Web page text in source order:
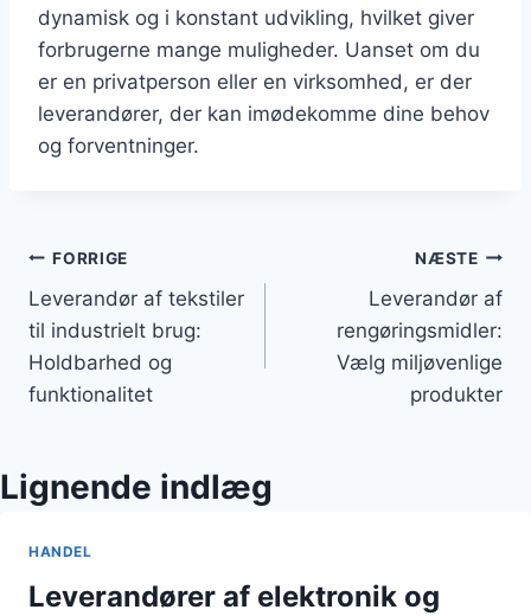
dynamisk og i konstant udvikling, hvilket giver
forbrugerne mange muligheder. Uanset om du
er en privatperson eller en virksomhed, er der
leverandører, der kan imødekomme dine behov
og forventninger.
Indlægsnavigation
FORRIGE
Leverandør af tekstiler
til industrielt brug:
Holdbarhed og
funktionalitet
NÆSTE
Leverandør af
rengøringsmidler:
Vælg miljøvenlige
produkter
Lignende indlæg
HANDEL
Leverandører af elektronik og